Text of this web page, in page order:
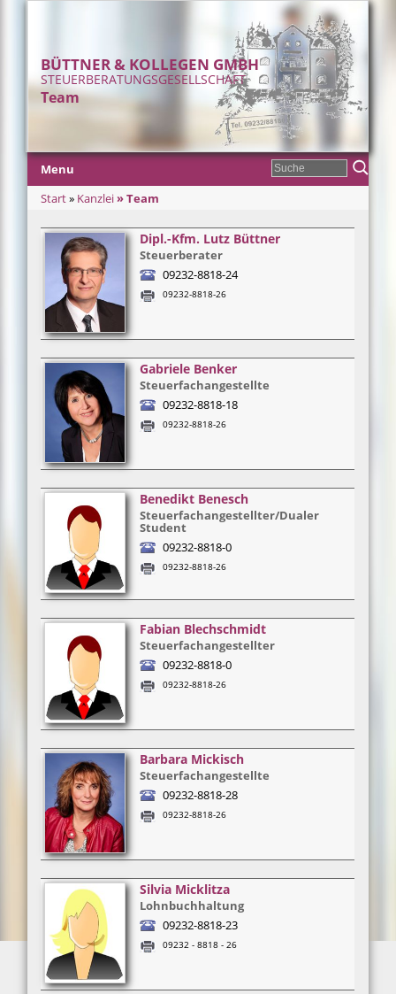
BÜTTNER & KOLLEGEN GMBH
STEUERBERATUNGSGESELLSCHAFT
Team
Menu
Start» Kanzlei»Team
Dipl.-Kfm. Lutz Büttner
Steuerberater
09232-8818-24
09232-8818-26
Gabriele Benker
Steuerfachangestellte
09232-8818-18
09232-8818-26
Benedikt Benesch
Steuerfachangestellter/Dualer
Student
09232-8818-0
09232-8818-26
Fabian Blechschmidt
Steuerfachangestellter
09232-8818-0
09232-8818-26
Barbara Mickisch
Steuerfachangestellte
09232-8818-28
09232-8818-26
Silvia Micklitza
Lohnbuchhaltung
09232-8818-23
09232 - 8818 - 26